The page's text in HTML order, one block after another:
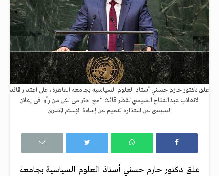
علق دكتور حازم حسني أستاذ العلوم السياسية بجامعة القاهرة، على اعتذار قائد
الانقلاب عبدالفتاح السيسي لقطر قائلا: "مع احترامى لكل من رأوا فى إعلان
السيسى عن اعتذاره لتميم عن إساءة الإعلام المصرى
علق دكتور حازم حسني أستاذ العلوم السياسية بجامعة